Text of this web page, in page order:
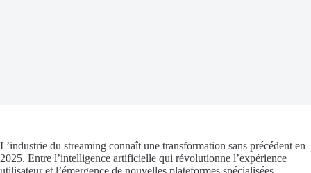
L’industrie du streaming connaît une transformation sans précédent en
2025. Entre l’intelligence artificielle qui révolutionne l’expérience
utilisateur et l’émergence de nouvelles plateformes spécialisées,